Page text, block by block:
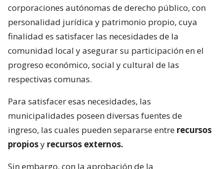
corporaciones autónomas de derecho público, con
personalidad jurídica y patrimonio propio, cuya
finalidad es satisfacer las necesidades de la
comunidad local y asegurar su participación en el
progreso económico, social y cultural de las
respectivas comunas.
Para satisfacer esas necesidades, las
municipalidades poseen diversas fuentes de
ingreso, las cuales pueden separarse entre recursos
propiosy recursos externos.
Sin embargo, con la aprobación de la